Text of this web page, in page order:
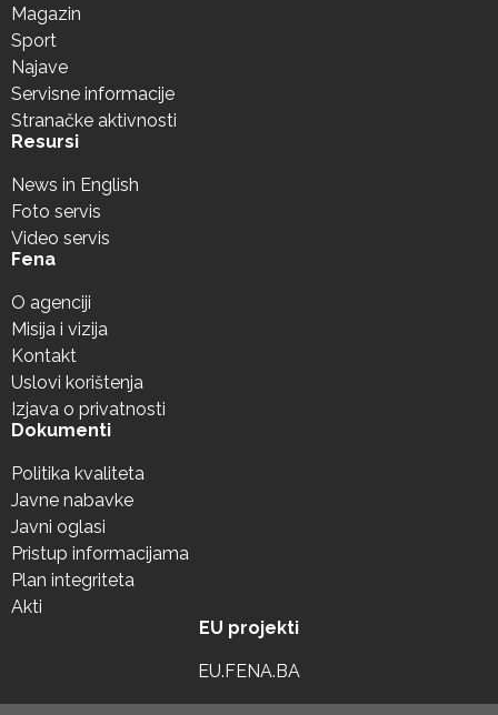
Magazin
Sport
Najave
Servisne informacije
Stranačke aktivnosti
Resursi
News in English
Foto servis
Video servis
Fena
O agenciji
Misija i vizija
Kontakt
Uslovi korištenja
Izjava o privatnosti
Dokumenti
Politika kvaliteta
Javne nabavke
Javni oglasi
Pristup informacijama
Plan integriteta
Akti
EU projekti
EU.FENA.BA